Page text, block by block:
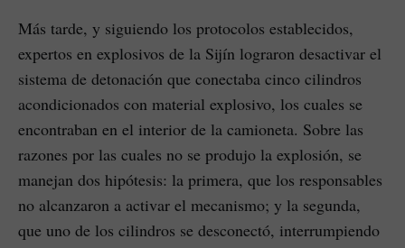
Más tarde, y siguiendo los protocolos establecidos,
expertos en explosivos de la Sijín lograron desactivar el
sistema de detonación que conectaba cinco cilindros
acondicionados con material explosivo, los cuales se
encontraban en el interior de la camioneta. Sobre las
razones por las cuales no se produjo la explosión, se
manejan dos hipótesis: la primera, que los responsables
no alcanzaron a activar el mecanismo; y la segunda,
que uno de los cilindros se desconectó, interrumpiendo